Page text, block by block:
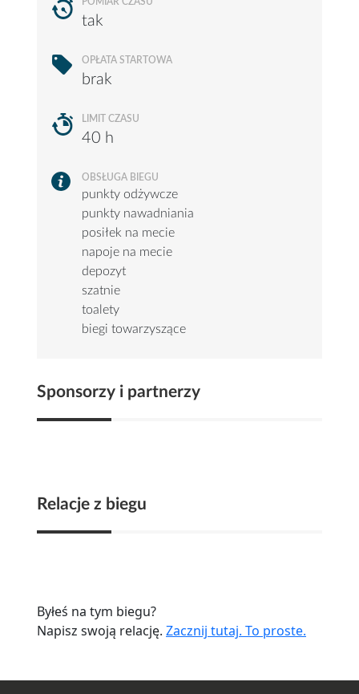
tak
OPŁATA STARTOWA
brak
LIMIT CZASU
40 h
OBSŁUGA BIEGU
punkty odżywcze
punkty nawadniania
posiłek na mecie
napoje na mecie
depozyt
szatnie
toalety
biegi towarzyszące
Sponsorzy i partnerzy
Relacje z biegu
Byłeś na tym biegu?
Napisz swoją relację. Zacznij tutaj. To proste.